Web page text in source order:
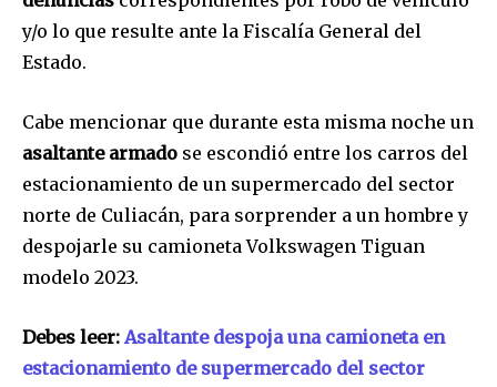
Únete a nuestra comunidad de
suscriptores y sé parte de la
conversación.
y da click en el botón de "suscribir". No te preocupes,
respetamos tu privacidad y no enviaremos correo basura a tu
INBOX. Tu información está segura con nosotros.
y/o lo que resulte ante la Fiscalía General del
Estado.
Cabe mencionar que durante esta misma noche un
asaltante armado se escondió entre los carros del
estacionamiento de un supermercado del sector
norte de Culiacán, para sorprender a un hombre y
despojarle su camioneta Volkswagen Tiguan
modelo 2023.
Debes leer: Asaltante despoja una camioneta en
estacionamiento de supermercado del sector